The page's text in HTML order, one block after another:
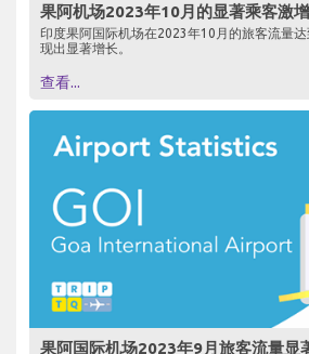
果阿机场2023年10月的显著乘客激增
印度果阿国际机场在2023年10月的旅客流量
现出显著增长。
查看...
果阿国际机场2023年9月旅客流量显